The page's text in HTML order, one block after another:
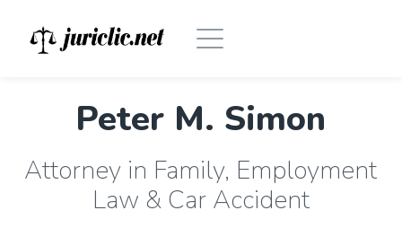
Peter M. Simon
Attorney in Family, Employment
Law & Car Accident